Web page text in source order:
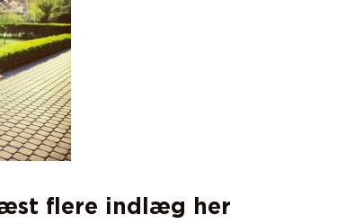
flere indlæg her